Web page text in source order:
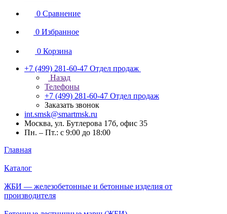
0 Сравнение
0 Избранное
0 Корзина
+7 (499) 281-60-47 Отдел продаж
Назад
Телефоны
+7 (499) 281-60-47 Отдел продаж
Заказать звонок
int.smsk@smartmsk.ru
Москва, ул. Бутлерова 17б, офис 35
Пн. – Пт.: с 9:00 до 18:00
Главная
Каталог
ЖБИ — железобетонные и бетонные изделия от
производителя